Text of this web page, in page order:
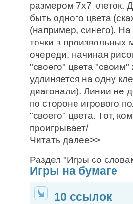
размером 7x7 клеток.
быть одного цвета
(например, синего).
точки в произвольных
очереди, начиная
"своего" цвета
удлиняется на одну
диагонали). Линии не
по стороне игрового
"своего" цвета. Тот,
проигрывает/
Читать далее>>
Раздел "Игры со
Игры на бумаге
10 ссылок